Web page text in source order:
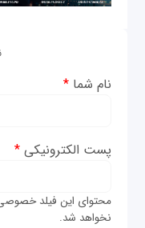
نام شما*
پست الکترونیکی*
محتوای این فیلد
نخواهد شد.